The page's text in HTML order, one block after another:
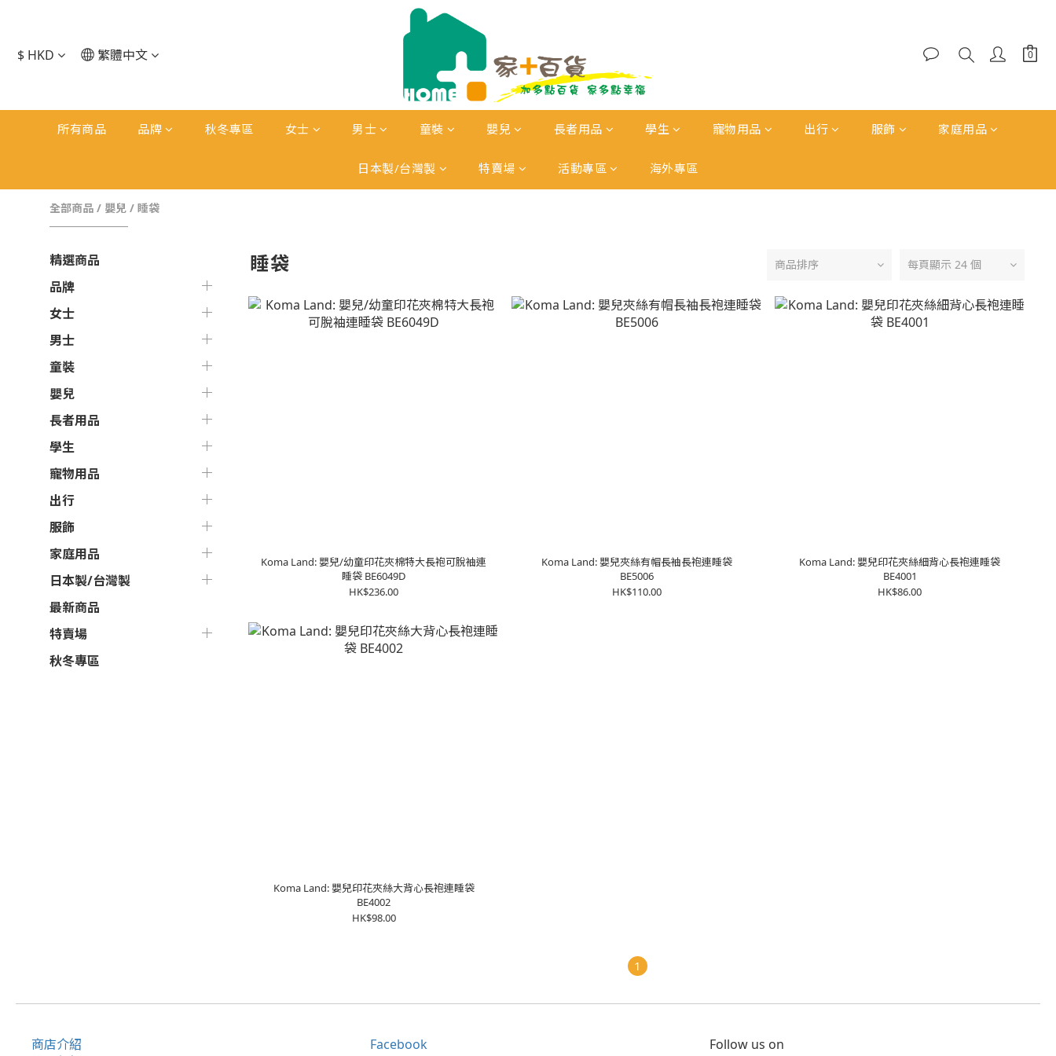
$ HKD 繁體中文
所有商品 品牌 秋冬專區 女士 男士 童裝 嬰兒 長者用品 學生 寵物用品 出行 服飾 家庭用品
日本製/台灣製 特賣場 活動專區 海外專區
全部商品 / 嬰兒 / 睡袋
精選商品
品牌
女士
男士
童裝
嬰兒
長者用品
學生
寵物用品
出行
服飾
家庭用品
日本製/台灣製
最新商品
特賣場
秋冬專區
睡袋 商品排序 每頁顯示 24 個
Koma Land: 嬰兒/幼童印花夾棉特大長袍可脫袖連
睡袋 BE6049D
HK$236.00
Koma Land: 嬰兒夾絲有帽長袖長袍連睡袋
BE5006
HK$110.00
Koma Land: 嬰兒印花夾絲細背心長袍連睡袋
BE4001
HK$86.00
Koma Land: 嬰兒印花夾絲大背心長袍連睡袋
BE4002
HK$98.00
1
商店介紹
Facebook
Follow us on